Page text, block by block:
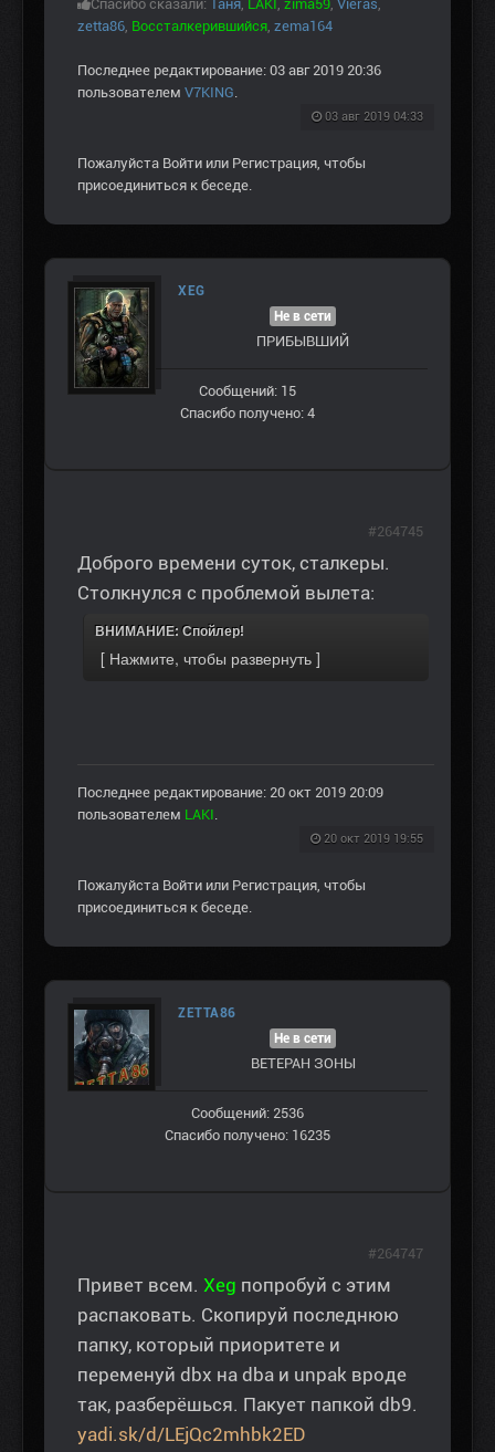
Спасибо сказали: Таня, LAKI , zima59, Vieras,
zetta86, Воссталкерившийся, zema164
Последнее редактирование: 03 авг 2019 20:36
пользователем V7KING.
03 авг 2019 04:33
Пожалуйста Войти или Регистрация, чтобы
присоединиться к беседе.
XEG
Не в сети
ПРИБЫВШИЙ
Сообщений: 15
Спасибо получено: 4
Доброго времени суток, сталкеры.
Столкнулся с проблемой вылета:
ВНИМАНИЕ: Спойлер!
Последнее редактирование: 20 окт 2019 20:09
пользователем LAKI.
20 окт 2019 19:55
#264745
Пожалуйста Войти или Регистрация, чтобы
присоединиться к беседе.
ZETTA86
Не в сети
ВЕТЕРАН ЗOНЫ
Сообщений: 2536
Спасибо получено: 16235
Привет всем. Xeg попробуй с этим
распаковать. Скопируй последнюю
папку, который приоритете и
переменуй dbx на dba и unpak вроде
так, разберёшься. Пакует папкой db9.
yadi.sk/d/LEjQc2mhbk2ED
#264747